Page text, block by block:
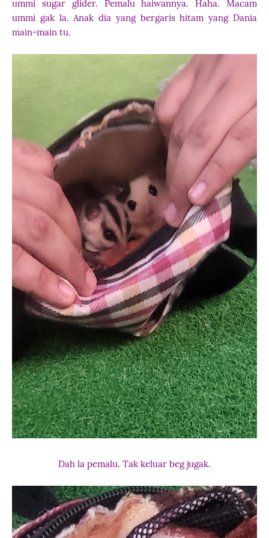
ummi sugar glider. Pemalu haiwannya. Haha. Macam
ummi gak la. Anak dia yang bergaris hitam yang Dania
main-main tu.
Dah la pemalu. Tak keluar beg jugak.